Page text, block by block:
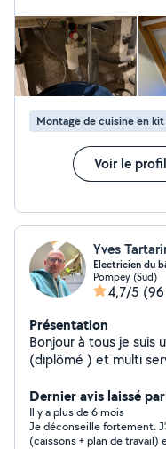
Montage de cuisine en kit
Voir le profil
Yves
Electricien du
Pompey (Sud)
4,7/5
Présentation
Bonjour à tous je suis un électricien du bâtiment
(diplômé
Dernier avis laissé
Il y a plus de 6 mois
Je déconseille fortement.
(caissons + plan de